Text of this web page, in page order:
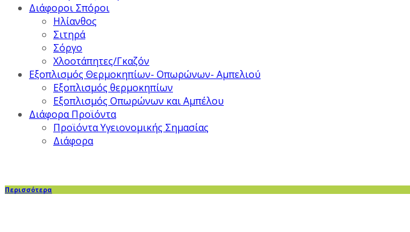
Διάφοροι Σπόροι
Ηλίανθος
Σιτηρά
Σόργο
Χλοοτάπητες/Γκαζόν
Εξοπλισμός Θερμοκηπίων- Οπωρώνων- Αμπελιού
Εξοπλισμός θερμοκηπίων
Εξοπλισμός Οπωρώνων και Αμπέλου
Διάφορα Προϊόντα
Προϊόντα Υγειονομικής Σημασίας
Διάφορα
Περισσότερα